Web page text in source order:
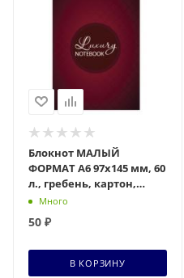
Блокнот МАЛЫЙ
ФОРМАТ А6 97х145 мм, 60
л., гребень, картон,
клетка, BRAUBERG,
Много
50 ₽
В КОРЗИНУ